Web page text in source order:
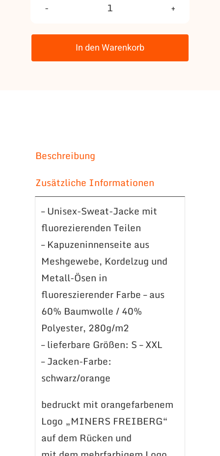
Kapuzen-
Jacke
zweifarbig
A15
In den Warenkorb
Beschreibung
Zusätzliche Informationen
– Unisex-Sweat-Jacke mit
fluorezierenden Teilen
– Kapuzeninnenseite aus
Meshgewebe, Kordelzug und
Metall-Ösen in
fluoreszierender Farbe – aus
60% Baumwolle / 40%
Polyester, 280g/m2
– lieferbare Größen: S – XXL
– Jacken-Farbe:
schwarz/orange
bedruckt mit orangefarbenem
Logo „MINERS FREIBERG“
auf dem Rücken und